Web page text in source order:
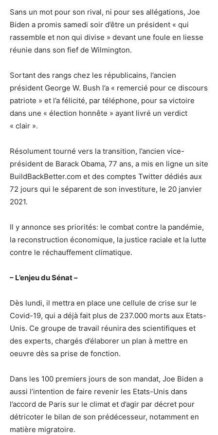
Sans un mot pour son rival, ni pour ses allégations, Joe
Biden a promis samedi soir d’être un président « qui
rassemble et non qui divise » devant une foule en liesse
réunie dans son fief de Wilmington.
Sortant des rangs chez les républicains, l’ancien
président George W. Bush l’a « remercié pour ce discours
patriote » et l’a félicité, par téléphone, pour sa victoire
dans une « élection honnête » ayant livré un verdict
« clair ».
Résolument tourné vers la transition, l’ancien vice-
président de Barack Obama, 77 ans, a mis en ligne un site
BuildBackBetter.com et des comptes Twitter dédiés aux
72 jours qui le séparent de son investiture, le 20 janvier
2021.
Il y annonce ses priorités: le combat contre la pandémie,
la reconstruction économique, la justice raciale et la lutte
contre le réchauffement climatique.
– L’enjeu du Sénat –
Dès lundi, il mettra en place une cellule de crise sur le
Covid-19, qui a déjà fait plus de 237.000 morts aux Etats-
Unis. Ce groupe de travail réunira des scientifiques et
des experts, chargés d’élaborer un plan à mettre en
oeuvre dès sa prise de fonction.
Dans les 100 premiers jours de son mandat, Joe Biden a
aussi l’intention de faire revenir les Etats-Unis dans
l’accord de Paris sur le climat et d’agir par décret pour
détricoter le bilan de son prédécesseur, notamment en
matière migratoire.